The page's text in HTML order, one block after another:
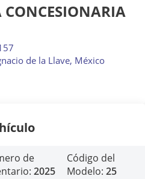
CONCESIONARIA
de la Llave, México
de
2025
Código del
Modelo:25